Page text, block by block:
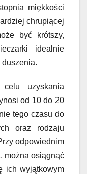
miękkości
chrupiącej
być krótszy,
idealnie
duszenia.
uzyskania
od 10 do 20
tego czasu do
oraz rodzaju
odpowiednim
można osiągnąć
ich wyjątkowym